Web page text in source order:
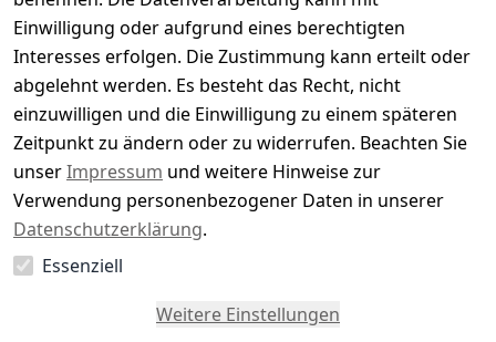
4
( 0 )
3
( 0 )
2
( 0 )
1
( 0 )
Es hat noch niemand eine Bewertung für diesen
Artikel abgegeben
Einwilligung oder aufgrund eines berechtigten
Interesses erfolgen. Die Zustimmung kann erteilt oder
abgelehnt werden. Es besteht das Recht, nicht
einzuwilligen und die Einwilligung zu einem späteren
Zeitpunkt zu ändern oder zu widerrufen. Beachten Sie
unserImpressum und weitere Hinweise zur
Verwendung personenbezogener Daten in unserer
Datenschutzerklärung.
Essenziell
Weitere Einstellungen